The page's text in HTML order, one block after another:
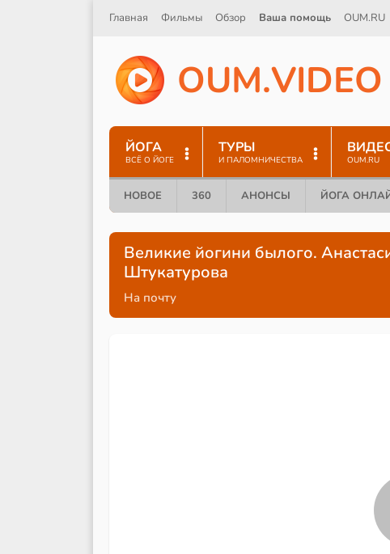
Главная Фильмы Обзор Ваша помощь OUM.RU
OUM.VIDEO
ЙОГА
ВСЁ О ЙОГЕ
ТУРЫ
И ПАЛОМНИЧЕСТВА OUM.RU
НОВОЕ 360 АНОНСЫ ЙОГА
Великие йогини былого.
Штукатурова
На почту